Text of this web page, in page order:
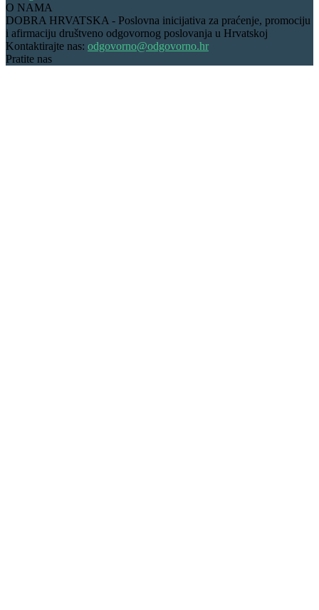
O NAMA
DOBRA HRVATSKA - Poslovna inicijativa za praćenje, promociju
i afirmaciju društveno odgovornog poslovanja u Hrvatskoj
Kontaktirajte nas: odgovorno@odgovorno.hr
Pratite nas